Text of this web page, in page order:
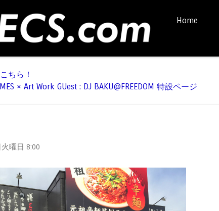
Skip to content
Home
こちら！
× Art Work GUest : DJ BAKU@FREEDOM 特設ページ
曜日 8:00